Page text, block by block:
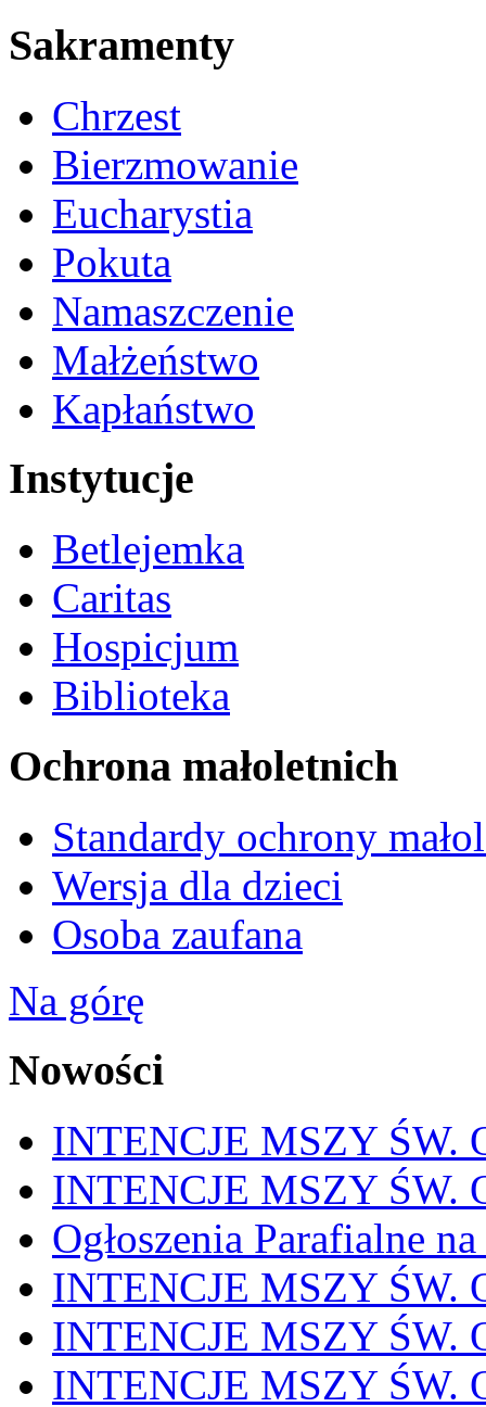
Sakramenty
Chrzest
Bierzmowanie
Eucharystia
Pokuta
Namaszczenie
Małżeństwo
Kapłaństwo
Instytucje
Betlejemka
Caritas
Hospicjum
Biblioteka
Ochrona małoletnich
Standardy ochrony
Wersja dla dzieci
Osoba zaufana
Na górę
Nowości
INTENCJE MSZY ŚW.
INTENCJE MSZY ŚW.
Ogłoszenia Parafialne
INTENCJE MSZY ŚW.
INTENCJE MSZY ŚW.
INTENCJE MSZY ŚW.